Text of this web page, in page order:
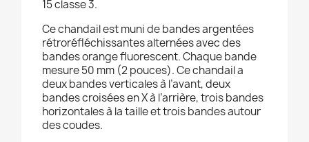
15 classe 3.
Ce chandail est muni de bandes argentées
rétroréfléchissantes alternées avec des
bandes orange fluorescent. Chaque bande
mesure 50 mm (2 pouces). Ce chandail a
deux bandes verticales à l’avant, deux
bandes croisées en X à l’arrière, trois bandes
horizontales à la taille et trois bandes autour
des coudes.